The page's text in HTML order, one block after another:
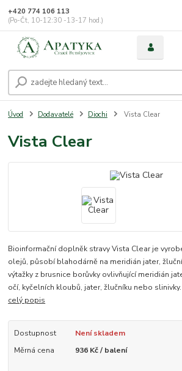
+420 774 106 113
(Po-Čt, 10-12:30 -13-17 hod.)
Úvod Dodavatelé Diochi Vista Clear
Vista Clear
Bioinformační doplněk stravy Vista Clear je
olejů, působí blahodárně na meridián jater,
výtažky z brusnice borůvky ovlivňující meridián
očí, kyčelních kloubů, jater, žlučníku nebo
celý popis
Dostupnost
Není skladem
Měrná cena
936 Kč / balení